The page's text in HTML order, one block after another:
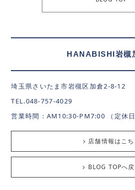
HANABISHI岩槻
埼玉県さいたま市岩槻区加倉2-8-12
TEL.048-757-4029
営業時間：AM10:30-PM7:00 （定休
店舗情報はこち
BLOG TOPへ